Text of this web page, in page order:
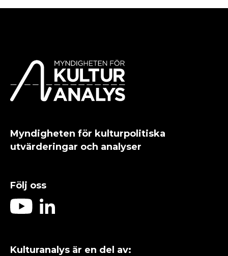
Myndigheten för kulturpolitiska
utvärderingar och analyser
Följ oss
Kulturanalys är en del av: